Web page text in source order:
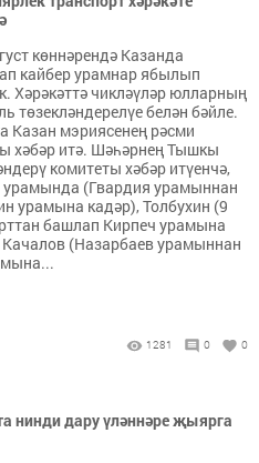
көннәрендә Казанда
кайбер урамнар ябылып
Хәрәкәттә чикләүләр юлларның
төзекләндерелүе белән бәйле.
Казан мэриясенең рәсми
хәбәр итә. Шәһәрнең Тышкы
комитеты хәбәр итүенчә,
урамында (Гвардия урамыннан
урамына кадәр), Толбухин (9
башлап Кирпеч урамына
Качалов (Назарбаев урамыннан
1281 0 0
нинди дару үләннәре җыярга